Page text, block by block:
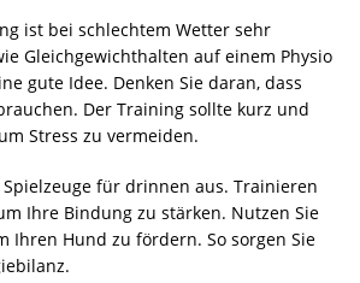
ist bei schlechtem Wetter sehr
Gleichgewichthalten auf einem Physio
gute Idee. Denken Sie daran, dass
Der Training sollte kurz und
Stress zu vermeiden.
für drinnen aus. Trainieren
Ihre Bindung zu stärken. Nutzen Sie
Ihren Hund zu fördern. So sorgen Sie